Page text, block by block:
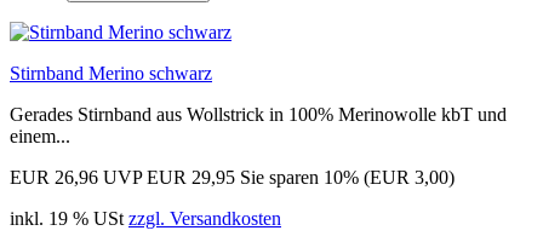
Stirnband Merino schwarz
Gerades Stirnband aus Wollstrick in 100% Merinowolle kbT und
einem...
EUR 26,96 UVP EUR 29,95 Sie sparen 10% (EUR 3,00)
inkl. 19 % USt zzgl. Versandkosten